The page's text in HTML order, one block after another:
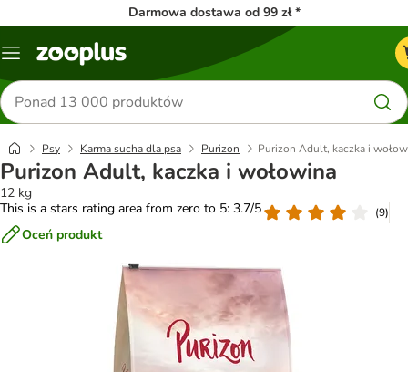
Darmowa dostawa od 99 zł *
Menu
Szukaj
produktów
Psy Karma sucha dla psa Purizon Purizon Adult, kaczka i
Purizon Adult, kaczka i wołowina
12 kg
This is a stars rating area from zero to 5: 3.7/5
(9)
Oceń produkt